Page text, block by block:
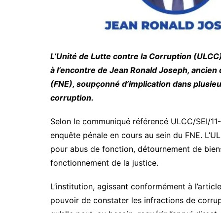
L’Unité de Lutte contre la Corruption
à l’encontre de Jean Ronald Joseph,
(FNE), soupçonné d’implication dans
corruption.
Selon le communiqué référencé ULCC/SEI/
enquête pénale en cours au sein du FNE.
pour abus de fonction, détournement de
fonctionnement de la justice.
L’institution, agissant conformément à
pouvoir de constater les infractions de